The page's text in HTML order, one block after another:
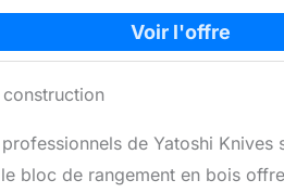
de Yatoshi
bloc de rangement en bois